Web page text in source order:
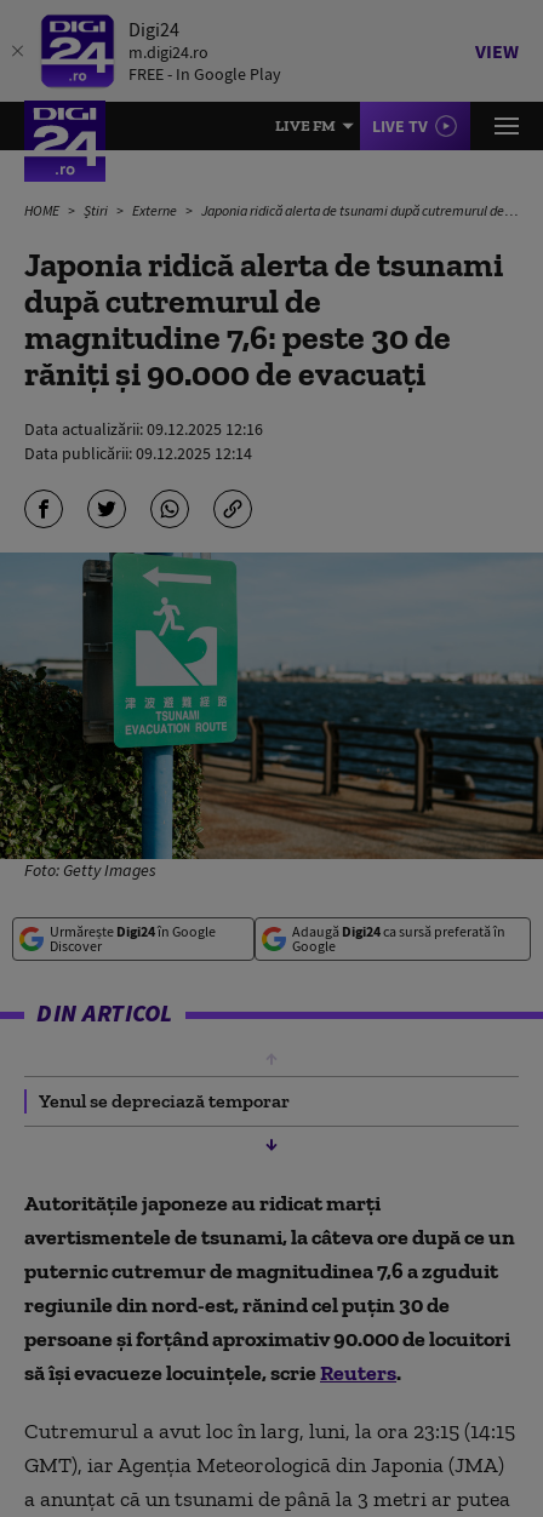
Digi24
m.digi24.ro
FREE - In Google Play
VIEW
LIVE FM LIVE TV
HOME Știri Externe Japonia ridică alerta de tsunami după cutremurul de magnitudine 7,6: peste 30 de răniți și 90.000 de evacuați
Japonia ridică alerta de tsunami
după cutremurul de
magnitudine 7,6: peste 30 de
răniți și 90.000 de evacuați
Data actualizării:09.12.2025 12:16
Data publicării:09.12.2025 12:14
Foto: Getty Images
Urmărește Digi24în Google
Discover
Adaugă Digi24ca sursă preferată în
Google
DIN ARTICOL
Yenul se depreciază temporar
Autoritățile japoneze au ridicat marți
avertismentele de tsunami, la câteva ore după ce un
puternic cutremur de magnitudinea 7,6 a zguduit
regiunile din nord-est, rănind cel puțin 30 de
persoane și forțând aproximativ 90.000 de locuitori
să își evacueze locuințele, scrieReuters.
Cutremurul a avut loc în larg, luni, la ora 23:15 (14:15
GMT), iar Agenția Meteorologică din Japonia (JMA)
a anunțat că un tsunami de până la 3 metri ar putea